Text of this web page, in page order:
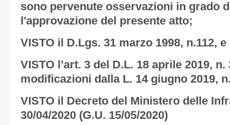
sono pervenute osservazioni in grado
l'approvazione del presente atto;
VISTO il D.Lgs. 31 marzo 1998, n.112,
VISTO l’art. 3 del D.L. 18 aprile 2019,
modificazioni dalla L. 14 giugno 2019,
VISTO il Decreto del Ministero delle
30/04/2020 (G.U. 15/05/2020)